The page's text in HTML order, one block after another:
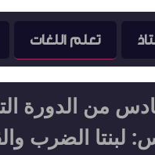
تعلم اللغات
من الدورة
الضرب